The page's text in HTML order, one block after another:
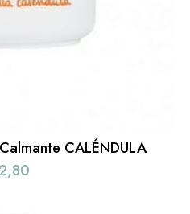
CALÉNDULA